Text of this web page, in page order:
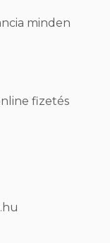
minden
fizetés